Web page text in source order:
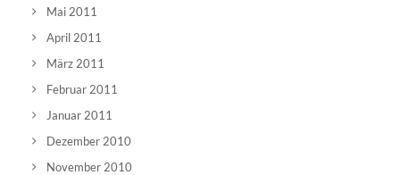
Mai 2011
April 2011
März 2011
Februar 2011
Januar 2011
Dezember 2010
November 2010